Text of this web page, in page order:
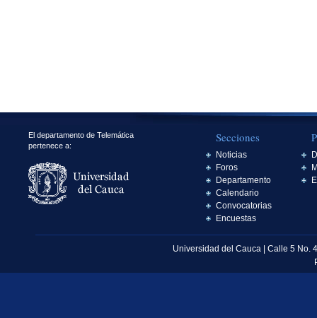
El departamento de Telemática
pertenece a:
Secciones
Noticias
Foros
Departamento
Calendario
Convocatorias
Encuestas
Universidad del Cauca | Calle 5 No.